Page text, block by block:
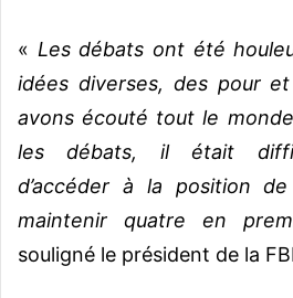
« Les débats ont été
idées diverses, des pour
avons écouté tout le
les débats, il était
d’accéder à la position
maintenir quatre en
souligné le président de la